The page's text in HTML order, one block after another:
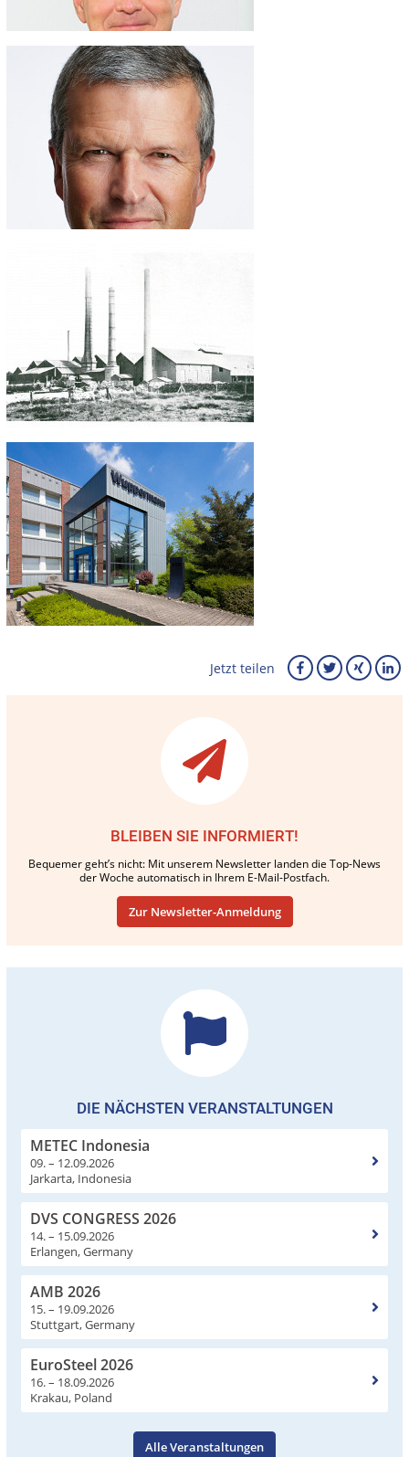
Jetzt teilen
BLEIBEN SIE INFORMIERT!
Bequemer geht’s nicht: Mit unserem Newsletter landen die Top-News
der Woche automatisch in Ihrem E-Mail-Postfach.
Zur Newsletter-Anmeldung
DIE NÄCHSTEN VERANSTALTUNGEN
METEC Indonesia
09. – 12.09.2026
Jarkarta, Indonesia
DVS CONGRESS 2026
14. – 15.09.2026
Erlangen, Germany
AMB 2026
15. – 19.09.2026
Stuttgart, Germany
EuroSteel 2026
16. – 18.09.2026
Krakau, Poland
Alle Veranstaltungen